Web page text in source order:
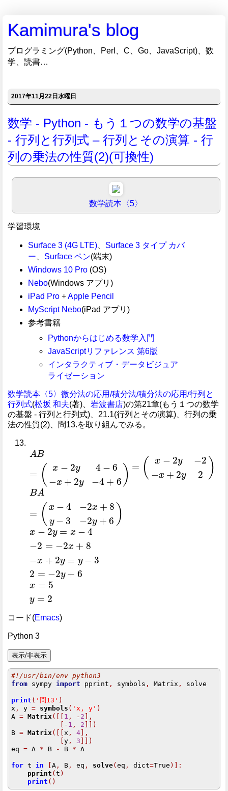
Kamimura's blog
プログラミング(Python、Perl、C、Go、JavaScript)、数
学、読書…
2017年11月22日水曜日
数学 - Python - もう１つの数学の基盤
- 行列と行列式 – 行列とその演算 - 行
列の乗法の性質(2)(可換性)
数学読本〈5〉
学習環境
Surface 3 (4G LTE)、 Surface 3 タイプ カバ
ー
Surface ペン(端末)
Windows 10 Pro(OS)
Nebo(Windows アプリ)
iPad Pro+Apple Pencil
MyScript Nebo(iPad アプリ)
参考書籍
Pythonからはじめる数学入門
JavaScriptリファレンス 第6版
インタラクティブ・データビジュア
ライゼーション
数学読本〈5〉微分法の応用/積分法/積分法の応用/行列と
行列式(松坂 和夫(著)、 岩波書店)の第21章(もう１つの数学
の基盤 - 行列と行列式)、21.1(行列とその演算)、行列の乗
法の性質(2)、問13.を取り組んでみる。
AB
= ( x − 2y
−x + 2y
4 − 6
−4 + 6 ) = ( x − 2y
−x + 2y
−2
2
)
=( -2 y4- 6-x+ 4 +6) =( -2 y-2 x
BA
= ( x − 4
y − 3
−2x + 8
−2y + 6 )
=( x-4-2 x+ y-3-2y +6 )
x − 2y = x − 4
−2 = −2x + 8
−x + 2y = y − 3
2 = −2y + 6
x = 5
y = 2
コード(Emacs)
Python 3
#!/usr/bin/env python3
from sympy import pprint , symbols , Matrix , solve
print ( '問13' )
x , y = symbols ( 'x, y' )
A = Matrix([[ 1 , - 2 ],
[- 1 , 2 ]])
B = Matrix([[x , 4 ],
[y , 3 ]])
eq = A * B - B * A
for t in [A , B , eq , solve(eq , dict=True )]:
pprint (t )
print ()